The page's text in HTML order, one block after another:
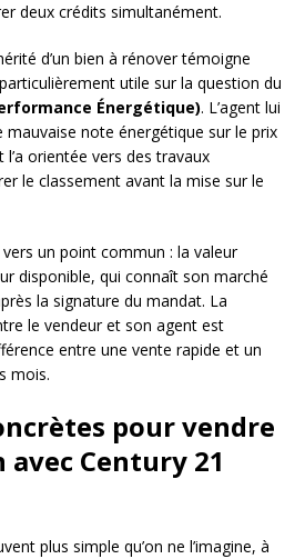
deux crédits simultanément.
d’un bien à rénover témoigne
utile sur la question du
Énergétique). L’agent lui
mauvaise note énergétique sur le prix
orientée vers des travaux
le classement avant la mise sur le
un point commun : la valeur
disponible, qui connaît son marché
la signature du mandat. La
le vendeur et son agent est
entre une vente rapide et un
mois.
pour vendre
Century 21
plus simple qu’on ne l’imagine, à